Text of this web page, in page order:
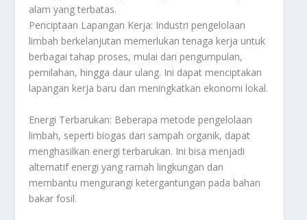
alam yang terbatas.
Penciptaan Lapangan Kerja: Industri pengelolaan
limbah berkelanjutan memerlukan tenaga kerja untuk
berbagai tahap proses, mulai dari pengumpulan,
pemilahan, hingga daur ulang. Ini dapat menciptakan
lapangan kerja baru dan meningkatkan ekonomi lokal.
Energi Terbarukan: Beberapa metode pengelolaan
limbah, seperti biogas dari sampah organik, dapat
menghasilkan energi terbarukan. Ini bisa menjadi
alternatif energi yang ramah lingkungan dan
membantu mengurangi ketergantungan pada bahan
bakar fosil.